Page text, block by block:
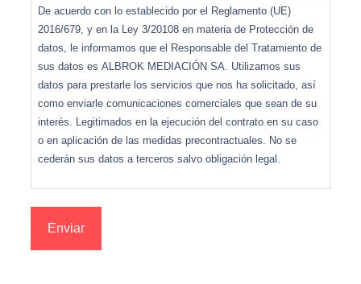
De acuerdo con lo establecido por el Reglamento (UE)
2016/679, y en la Ley 3/20108 en materia de Protección de
datos, le informamos que el Responsable del Tratamiento de
sus datos es ALBROK MEDIACIÓN SA. Utilizamos sus
datos para prestarle los servicios que nos ha solicitado, así
como enviarle comunicaciones comerciales que sean de su
interés. Legitimados en la ejecución del contrato en su caso
o en aplicación de las medidas precontractuales. No se
cederán sus datos a terceros salvo obligación legal.
indicados en la información adicional, que puede ejercer
dirigiéndose a